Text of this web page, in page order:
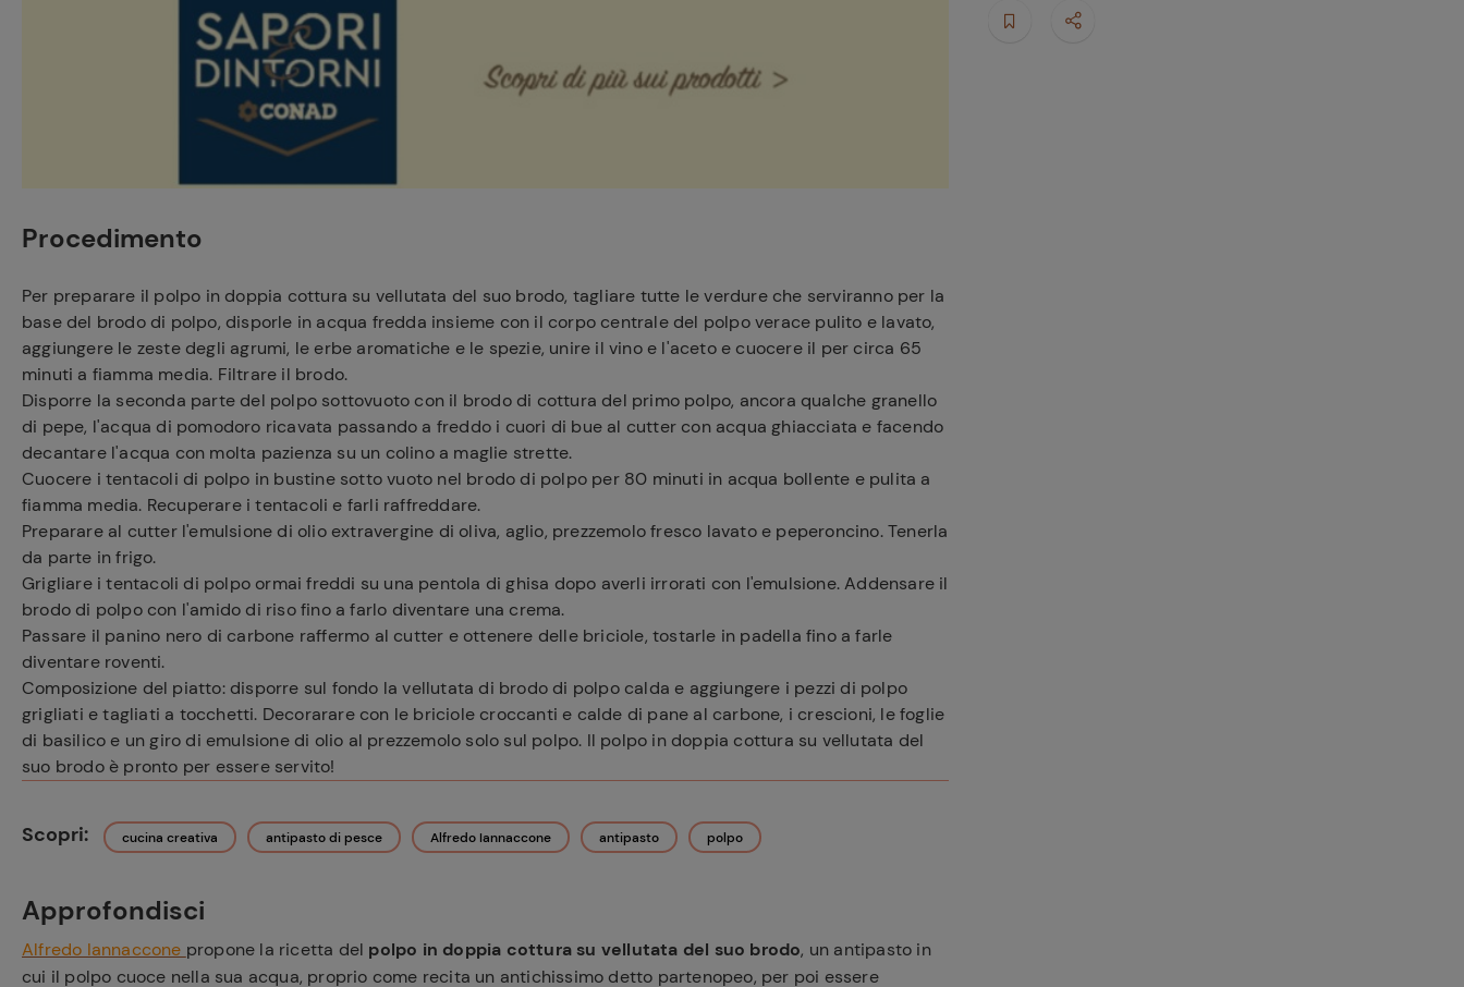
Procedimento
Per preparare il polpo in doppia cottura su vellutata del suo brodo, tagliare tutte le verdure che serviranno per la
base del brodo di polpo, disporle in acqua fredda insieme con il corpo centrale del polpo verace pulito e lavato,
aggiungere le zeste degli agrumi, le erbe aromatiche e le spezie, unire il vino e l'aceto e cuocere il per circa 65
minuti a fiamma media. Filtrare il brodo.
Disporre la seconda parte del polpo sottovuoto con il brodo di cottura del primo polpo, ancora qualche granello
di pepe, l'acqua di pomodoro ricavata passando a freddo i cuori di bue al cutter con acqua ghiacciata e facendo
decantare l'acqua con molta pazienza su un colino a maglie strette.
Cuocere i tentacoli di polpo in bustine sotto vuoto nel brodo di polpo per 80 minuti in acqua bollente e pulita a
fiamma media. Recuperare i tentacoli e farli raffreddare.
Preparare al cutter l'emulsione di olio extravergine di oliva, aglio, prezzemolo fresco lavato e peperoncino. Tenerla
da parte in frigo.
Grigliare i tentacoli di polpo ormai freddi su una pentola di ghisa dopo averli irrorati con l'emulsione. Addensare il
brodo di polpo con l'amido di riso fino a farlo diventare una crema.
Passare il panino nero di carbone raffermo al cutter e ottenere delle briciole, tostarle in padella fino a farle
diventare roventi.
Composizione del piatto: disporre sul fondo la vellutata di brodo di polpo calda e aggiungere i pezzi di polpo
grigliati e tagliati a tocchetti. Decorarare con le briciole croccanti e calde di pane al carbone, i crescioni, le foglie
di basilico e un giro di emulsione di olio al prezzemolo solo sul polpo. Il polpo in doppia cottura su vellutata del
suo brodo è pronto per essere servito!
Scopri: cucina creativa antipasto di pesce Alfredo Iannaccone antipasto polpo
Approfondisci
Alfredo Iannaccone propone la ricetta del polpo in doppia cottura su vellutata del suo brodo, un antipasto in
cui il polpo cuoce nella sua acqua, proprio come recita un antichissimo detto partenopeo, per poi essere